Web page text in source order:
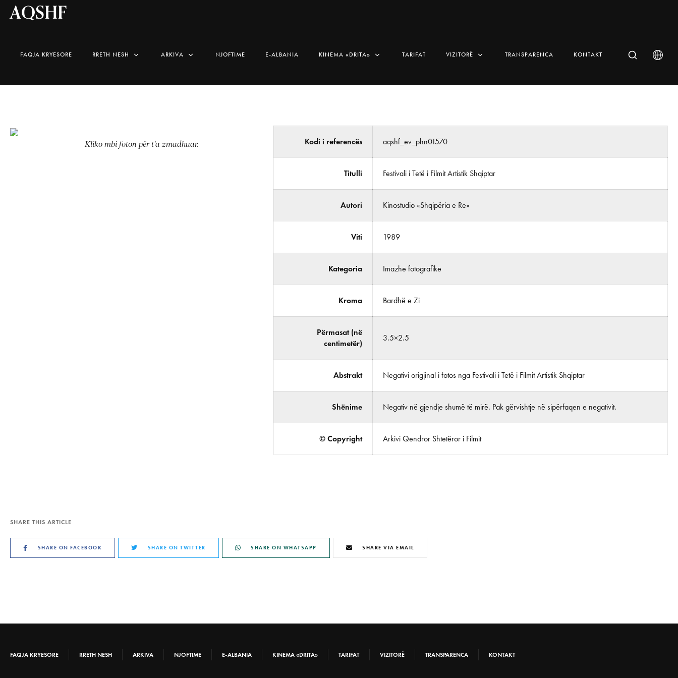
AQSHF
FAQJA KRYESORE RRETH NESH ARKIVA NJOFTIME E-ALBANIA KINEMA «DRITA» TARIFAT VIZITORË TRANSPARENCA KONTAKT
Kliko mbi foton për t’a zmadhuar. Kodi i referencës aqshf_ev_phn01570
Titulli Festivali i Tetë i Filmit Artistik Shqiptar
Autori Kinostudio «Shqipëria e Re»
Viti 1989
Kategoria Imazhe fotografike
Kroma Bardhë e Zi
Përmasat (në
centimetër)
3.5×2.5
Abstrakt Negativi origjinal i fotos nga Festivali i Tetë i Filmit Artistik Shqiptar
Shënime Negativ në gjendje shumë të mirë. Pak gërvishtje në sipërfaqen e negativit.
© Copyright Arkivi Qendror Shtetëror i Filmit
SHARE THIS ARTICLE
SHARE ON FACEBOOK SHARE ON TWITTER SHARE ON WHATSAPP SHARE VIA EMAIL
FAQJA KRYESORE RRETH NESH ARKIVA NJOFTIME E-ALBANIA KINEMA «DRITA» TARIFAT VIZITORË TRANSPARENCA KONTAKT